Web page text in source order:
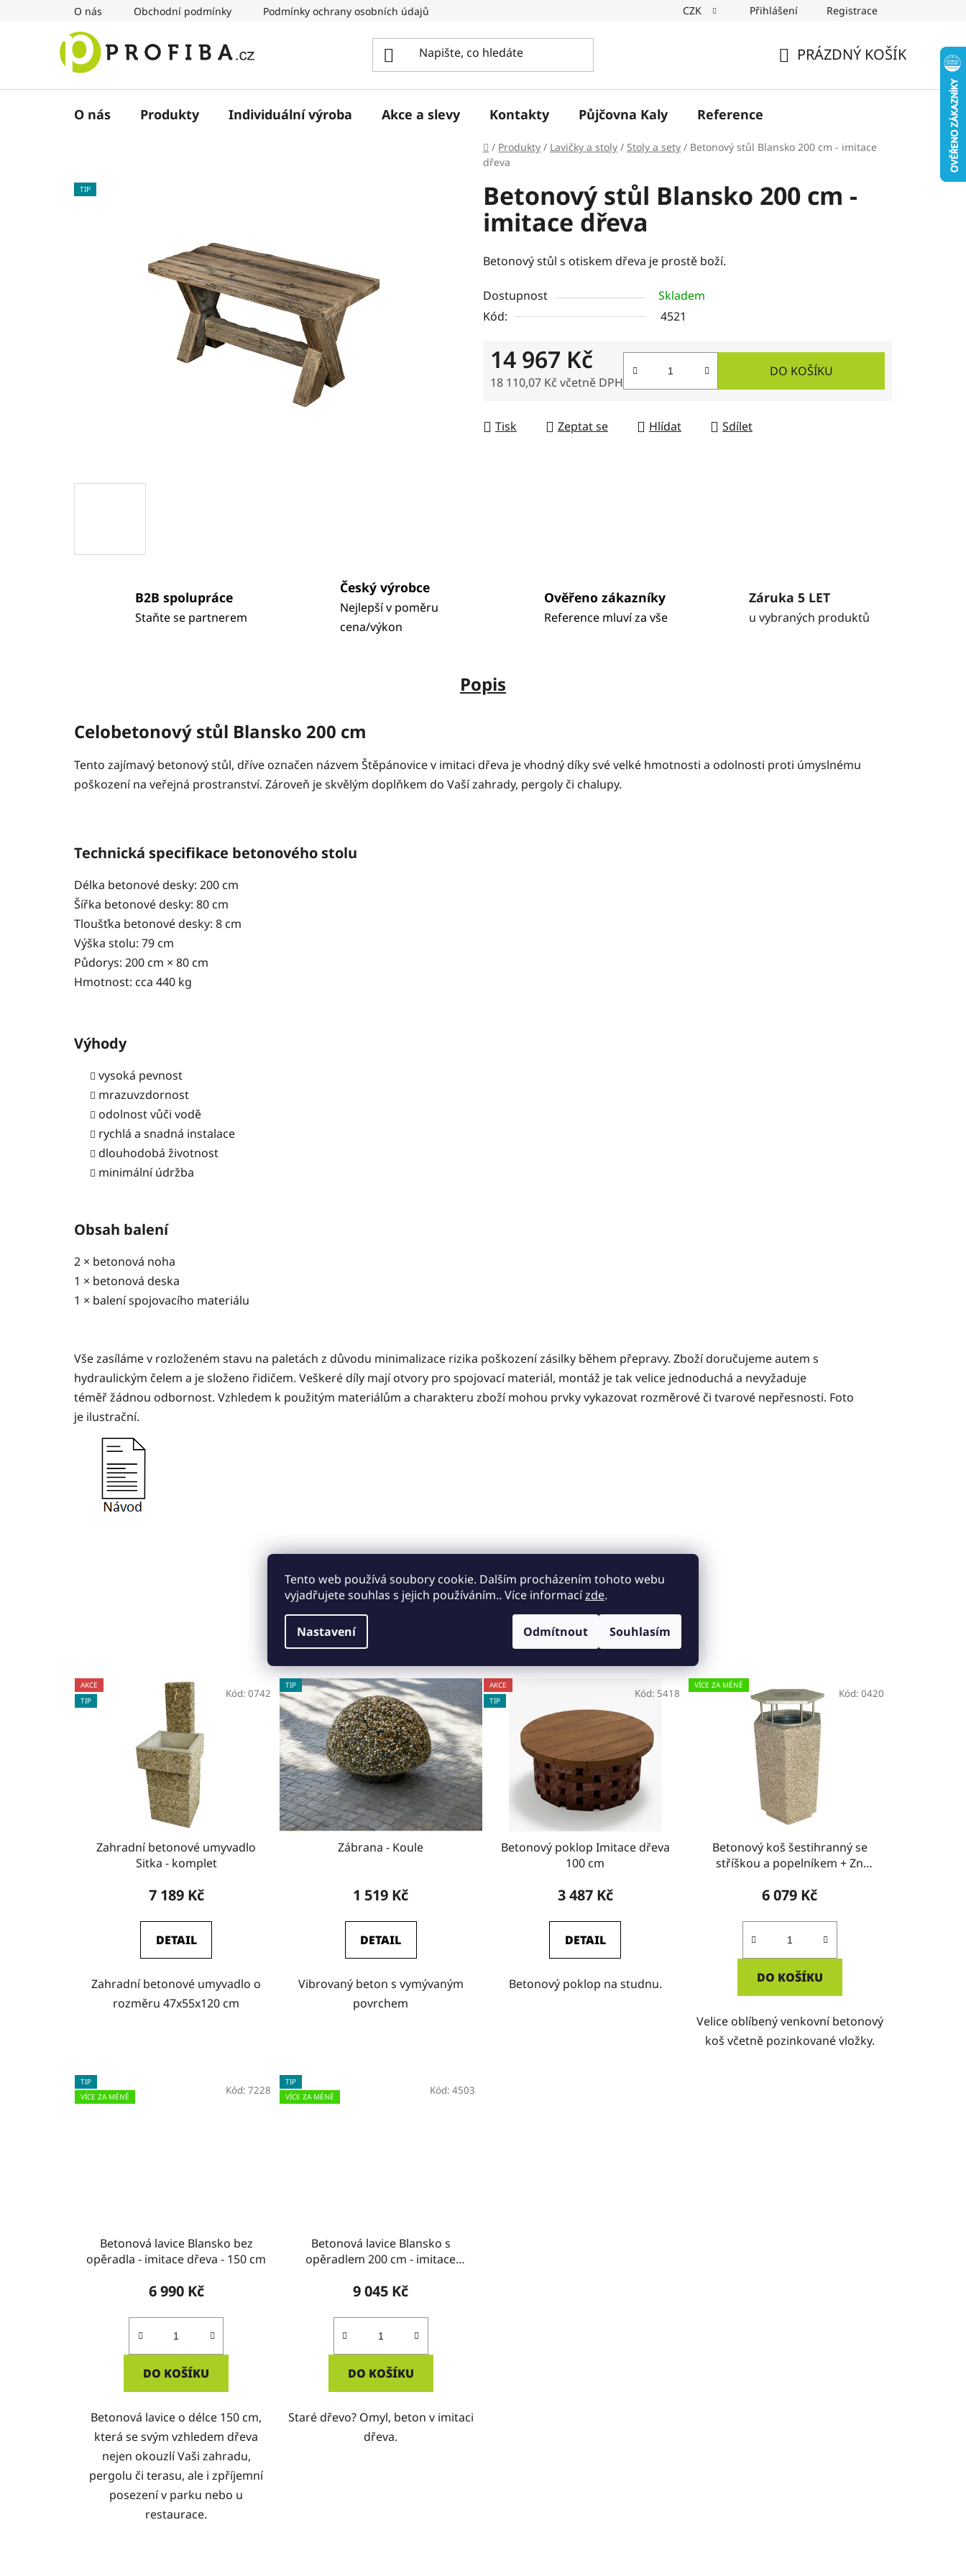
Tento web používá soubory cookie. Dalším procházením tohoto webu
vyjadřujete souhlas s jejich používáním.. Více informacízde.
Nastavení Odmítnout Souhlasím
O nás Obchodní podmínky Podmínky ochrany osobních údajů CZK Přihlášení Registrace
PRÁZDNÝ KOŠÍK
O nás Produkty Individuální výroba Akce a slevy Kontakty Půjčovna Kaly Reference
Domů
/ Produkty / Lavičky a stoly / Stoly a sety / Betonový stůl Blansko 200 cm - imitace
dřeva
Betonový stůl Blansko 200 cm -
imitace dřeva
Betonový stůl s otiskem dřeva je prostě boží.
Dostupnost
Skladem
Kód:
4521
14 967 Kč
18 110,07 Kč včetně DPH
DO KOŠÍKU
Tisk Zeptat se Hlídat Sdílet
TIP
B2B spolupráce
Staňte se partnerem
Český výrobce
Nejlepší v poměru
cena/výkon
Ověřeno zákazníky
Reference mluví za vše
Záruka 5 LET
u vybraných produktů
Popis
Celobetonový stůl Blansko 200 cm
Tento zajímavý betonový stůl, dříve označen názvem Štěpánovice v imitaci dřeva je vhodný díky své velké hmotnosti a odolnosti proti úmyslnému
poškození na veřejná prostranství. Zároveň je skvělým doplňkem do Vaší zahrady, pergoly či chalupy.
Technická specifikace betonového stolu
Délka betonové desky: 200 cm
Šířka betonové desky: 80 cm
Tloušťka betonové desky: 8 cm
Výška stolu: 79 cm
Půdorys: 200 cm × 80 cm
Hmotnost: cca 440 kg
Výhody
vysoká pevnost
mrazuvzdornost
odolnost vůči vodě
rychlá a snadná instalace
dlouhodobá životnost
minimální údržba
Obsah balení
2 × betonová noha
1 × betonová deska
1 × balení spojovacího materiálu
Vše zasíláme v rozloženém stavu na paletách z důvodu minimalizace rizika poškození zásilky během přepravy. Zboží doručujeme autem s
hydraulickým čelem a je složeno řidičem. Veškeré díly mají otvory pro spojovací materiál, montáž je tak velice jednoduchá a nevyžaduje
téměř žádnou odbornost. Vzhledem k použitým materiálům a charakteru zboží mohou prvky vykazovat rozměrové či tvarové nepřesnosti. Foto
je ilustrační.
Související produkty
AKCE
TIP
Zahradní betonové umyvadlo
Sitka - komplet
7 189 Kč
DETAIL
Zahradní betonové umyvadlo o
rozměru 47x55x120 cm
Kód: 0742
TIP
Zábrana - Koule
1 519 Kč
DETAIL
Vibrovaný beton s vymývaným
povrchem
Kód:0739
AKCE
TIP
Betonový poklop Imitace dřeva
100 cm
3 487 Kč
DETAIL
Betonový poklop na studnu.
Kód: 5418
VÍCE ZA MÉNĚ
Betonový koš šestihranný se
stříškou a popelníkem + Zn
6 079 Kč
DO KOŠÍKU
Velice oblíbený venkovní betonový
koš včetně pozinkované vložky.
Kód: 0420
TIP
VÍCE ZA MÉNĚ
Betonová lavice Blansko bez
opěradla - imitace dřeva - 150 cm
6 990 Kč
DO KOŠÍKU
Betonová lavice o délce 150 cm,
která se svým vzhledem dřeva
nejen okouzlí Vaši zahradu,
pergolu či terasu, ale i zpříjemní
posezení v parku nebo u
restaurace.
Kód: 7228
TIP
VÍCE ZA MÉNĚ
Betonová lavice Blansko s
opěradlem 200 cm - imitace
9 045 Kč
DO KOŠÍKU
Staré dřevo? Omyl, beton v imitaci
dřeva.
Kód: 4503